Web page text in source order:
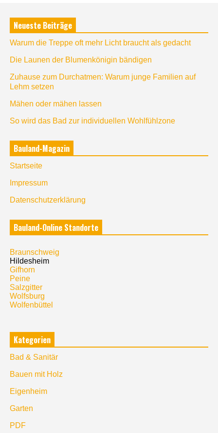
Neueste Beiträge
Warum die Treppe oft mehr Licht braucht als gedacht
Die Launen der Blumenkönigin bändigen
Zuhause zum Durchatmen: Warum junge Familien auf
Lehm setzen
Mähen oder mähen lassen
So wird das Bad zur individuellen Wohlfühlzone
Bauland-Magazin
Startseite
Impressum
Datenschutzerklärung
Bauland-Online Standorte
Braunschweig
Hildesheim
Gifhorn
Peine
Salzgitter
Wolfsburg
Wolfenbüttel
Kategorien
Bad & Sanitär
Bauen mit Holz
Eigenheim
Garten
PDF